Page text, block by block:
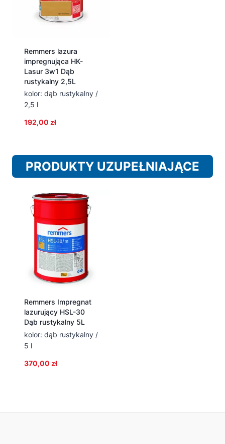
Remmers lazura
impregnująca HK-
Lasur 3w1 Dąb
rustykalny 2,5L
kolor: dąb rustykalny /
2,5 l
192,00 zł
PRODUKTY UZUPEŁNIAJĄCE
Remmers Impregnat
lazurujący HSL-30
Dąb rustykalny 5L
kolor: dąb rustykalny /
5 l
370,00 zł